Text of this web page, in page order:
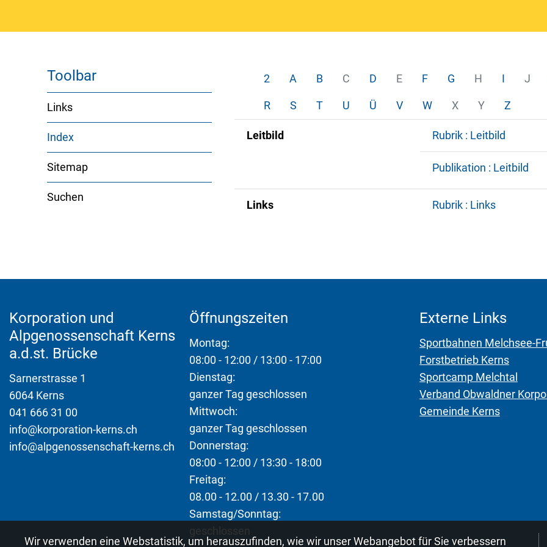
Toolbar
Links
Index
Sitemap
Suchen
2 A B C D E F G H I J
R S T U Ü V W X Y Z
Leitbild Rubrik : Leitbild
Publikation : Leitbild
Links Rubrik : Links
Korporation und
Alpgenossenschaft Kerns
a.d.st. Brücke
Sarnerstrasse 1
6064 Kerns
041 666 31 00
info@korporation-kerns.ch
info@alpgenossenschaft-kerns.ch
Öffnungszeiten
Montag:
08:00 - 12:00 / 13:00 - 17:00
Dienstag:
ganzer Tag geschlossen
Mittwoch:
ganzer Tag geschlossen
Donnerstag:
08:00 - 12:00 / 13:30 - 18:00
Freitag:
08.00 - 12.00 / 13.30 - 17.00
Samstag/Sonntag:
geschlossen
Externe Links
Sportbahnen Melchsee-
Forstbetrieb Kerns
Sportcamp Melchtal
Verband Obwaldner
Gemeinde Kerns
Webstatistik
Wir verwenden eine Webstatistik, um herauszufinden, wie wir unser Webangebot für Sie verbessern